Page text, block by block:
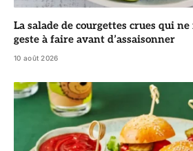
La salade de courgettes crues qui ne
geste à faire avant d’assaisonner
10 août 2026